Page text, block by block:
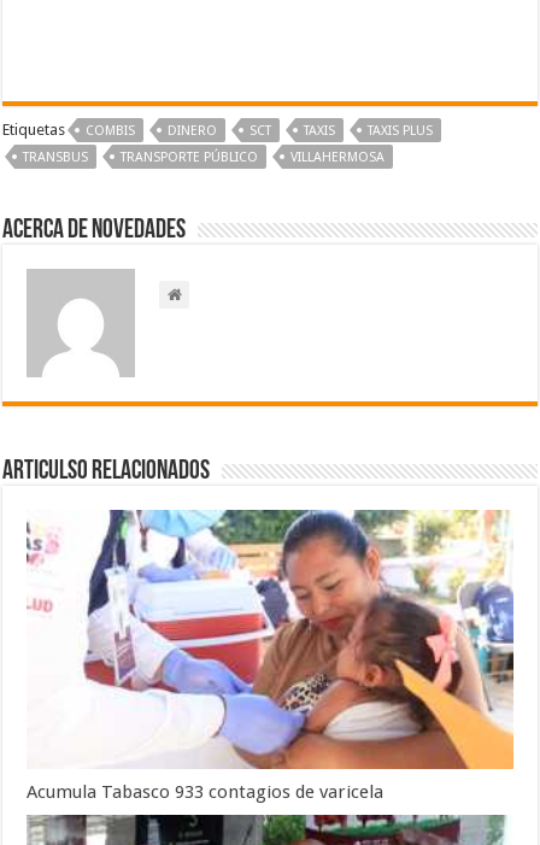
Etiquetas COMBIS DINERO SCT TAXIS
TAXIS PLUS
TRANSBUS
TRANSPORTE PÚBLICO VILLAHERMOSA
Acerca de NOVEDADES
Articulso Relacionados
Acumula Tabasco 933 contagios de varicela